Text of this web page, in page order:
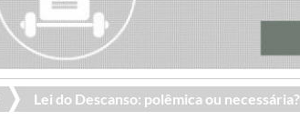
Lei do Descanso: polêmica ou necessária?